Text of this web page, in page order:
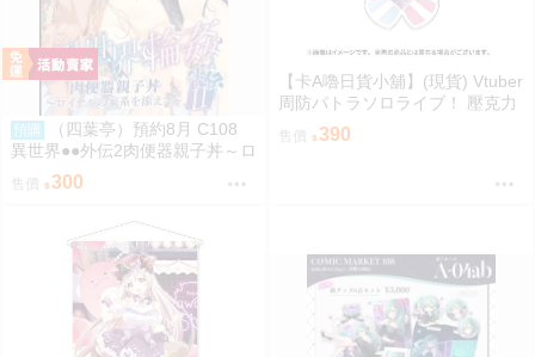
預購
（四葉亭）預約8月 C108
異世界●●外伝2肉便器親子丼～ロ
イヤルの家系を添えて～ ななか
まい
300
【卡A嚕日貨小舖】(現貨) Vtuber
周防パトラソロライブ！ 壓克力
390